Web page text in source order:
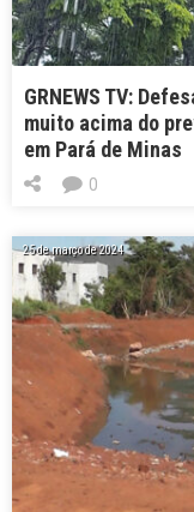
GRNEWS TV:
muito acima do
em Pará de Minas
0
25 de março de 2024